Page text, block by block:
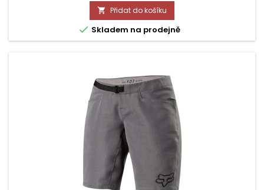
 Přidat do košíku
 Skladem na prodejně